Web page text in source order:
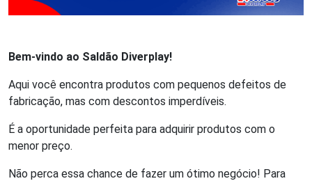
Bem-vindo ao Saldão Diverplay!
Aqui você encontra produtos com pequenos defeitos de
fabricação, mas com descontos imperdíveis.
É a oportunidade perfeita para adquirir produtos com o
menor preço.
Não perca essa chance de fazer um ótimo negócio! Para